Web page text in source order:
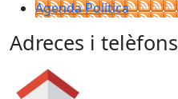
Agenda Política
Adreces i telèfons